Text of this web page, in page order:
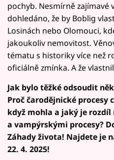
pochyb. Nesmírně zajímavé
dohledáno, že by Boblig
Losinách nebo Olomouci,
jakoukoliv nemovitost.
tématu s historiky více než
oficiálně zmínka. A že
Jak bylo těžké odsoudit
Proč čarodějnické procesy
když mohla a jaký je
a vampýrskými procesy?
Záhady života! Najdete je
22. 4. 2025!